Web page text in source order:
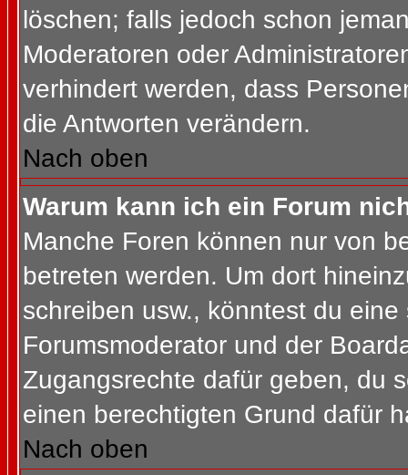
löschen; falls jedoch schon
Moderatoren oder
verhindert werden, dass
die Antworten verändern.
Nach oben
Warum kann ich ein Forum
Manche Foren können nur von
betreten werden. Um dort
schreiben usw., könntest du
Forumsmoderator und der
Zugangsrechte dafür geben, du
einen berechtigten Grund dafür
Nach oben